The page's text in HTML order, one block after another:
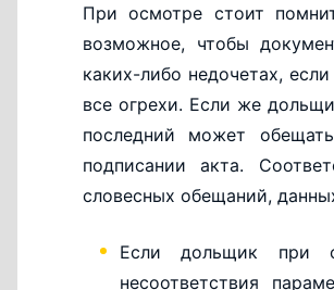
При осмотре стоит
возможное, чтобы
каких-либо недочетах,
все огрехи. Если же
последний может
подписании акта.
словесных обещаний,
Если дольщик при
несоответствия